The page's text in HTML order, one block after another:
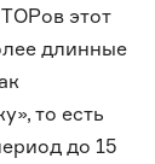
этот
длинные
то есть
до 15